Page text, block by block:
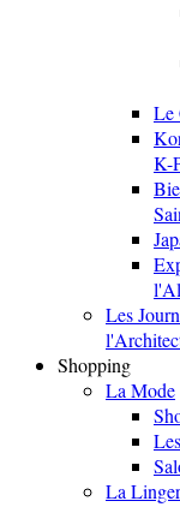
Le
K-
Les
Shopping
La Mode
La